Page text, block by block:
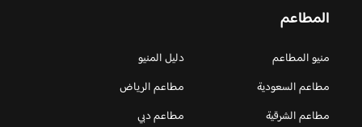
المطاعم
منيو المطاعم
دليل المنيو
مطاعم السعودية
مطاعم الرياض
مطاعم الشرقية
مطاعم دبي